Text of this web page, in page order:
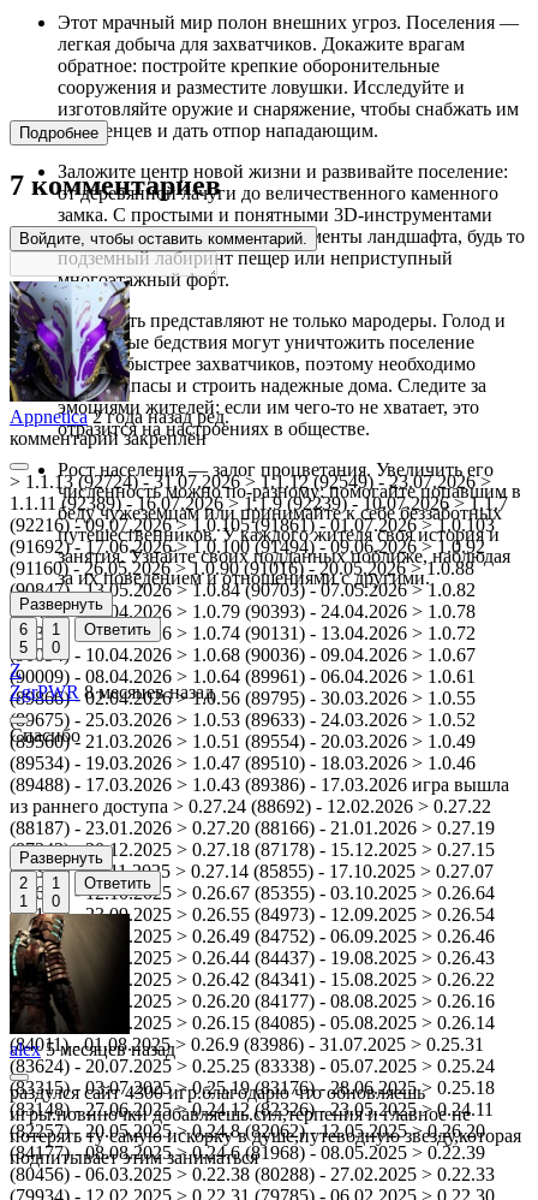
Этот мрачный мир полон внешних угроз. Поселения —
легкая добыча для захватчиков. Докажите врагам
обратное: постройте крепкие оборонительные
сооружения и разместите ловушки. Исследуйте и
изготовляйте оружие и снаряжение, чтобы снабжать им
поселенцев и дать отпор нападающим.
Заложите центр новой жизни и развивайте поселение:
от деревянной лачуги до величественного каменного
замка. С простыми и понятными 3D-инструментами
очень легко создать любые элементы ландшафта, будь то
подземный лабиринт пещер или неприступный
многоэтажный форт.
Опасность представляют не только мародеры. Голод и
стихийные бедствия могут уничтожить поселение
гораздо быстрее захватчиков, поэтому необходимо
делать запасы и строить надежные дома. Следите за
эмоциями жителей: если им чего-то не хватает, это
отразится на настроениях в обществе.
Рост населения — залог процветания. Увеличить его
численность можно по-разному: помогайте попавшим в
беду чужеземцам или принимайте к себе беззаботных
путешественников. У каждого жителя своя история и
занятия. Узнайте своих подданных поближе, наблюдая
за их поведением и отношениями с другими.
Подробнее
7 комментариев
Войдите, чтобы оставить комментарий.
Appnetica 2 года назад ред.
комментарий закреплён
> 1.1.13 (92724) - 31.07.2026 > 1.1.12 (92549) - 23.07.2026 >
1.1.11 (92389) - 16.07.2026 > 1.1.9 (92239) - 10.07.2026 > 1.1.7
(92216) - 09.07.2026 > 1.0.105 (91861) - 01.07.2026 > 1.0.103
(91692) - 17.06.2026 > 1.0.100 (91494) - 09.06.2026 > 1.0.92
(91160) - 26.05.2026 > 1.0.90 (91016) - 20.05.2026 > 1.0.88
(90847) - 13.05.2026 > 1.0.84 (90703) - 07.05.2026 > 1.0.82
(90471) - 27.04.2026 > 1.0.79 (90393) - 24.04.2026 > 1.0.78
(90322) - 21.04.2026 > 1.0.74 (90131) - 13.04.2026 > 1.0.72
(90054) - 10.04.2026 > 1.0.68 (90036) - 09.04.2026 > 1.0.67
(90009) - 08.04.2026 > 1.0.64 (89961) - 06.04.2026 > 1.0.61
(89866) - 02.04.2026 > 1.0.56 (89795) - 30.03.2026 > 1.0.55
(89675) - 25.03.2026 > 1.0.53 (89633) - 24.03.2026 > 1.0.52
(89560) - 21.03.2026 > 1.0.51 (89554) - 20.03.2026 > 1.0.49
(89534) - 19.03.2026 > 1.0.47 (89510) - 18.03.2026 > 1.0.46
(89488) - 17.03.2026 > 1.0.43 (89386) - 17.03.2026 игра вышла
из раннего доступа > 0.27.24 (88692) - 12.02.2026 > 0.27.22
(88187) - 23.01.2026 > 0.27.20 (88166) - 21.01.2026 > 0.27.19
(87343) - 20.12.2025 > 0.27.18 (87178) - 15.12.2025 > 0.27.15
(86361) - 07.11.2025 > 0.27.14 (85855) - 17.10.2025 > 0.27.07
(85663) - 12.10.2025 > 0.26.67 (85355) - 03.10.2025 > 0.26.64
(85167) - 23.09.2025 > 0.26.55 (84973) - 12.09.2025 > 0.26.54
(84943) - 10.09.2025 > 0.26.49 (84752) - 06.09.2025 > 0.26.46
(84513) - 22.08.2025 > 0.26.44 (84437) - 19.08.2025 > 0.26.43
(84346) - 16.08.2025 > 0.26.42 (84341) - 15.08.2025 > 0.26.22
(84200) - 10.08.2025 > 0.26.20 (84177) - 08.08.2025 > 0.26.16
(84127) - 06.08.2025 > 0.26.15 (84085) - 05.08.2025 > 0.26.14
(84011) - 01.08.2025 > 0.26.9 (83986) - 31.07.2025 > 0.25.31
(83624) - 20.07.2025 > 0.25.25 (83338) - 05.07.2025 > 0.25.24
(83315) - 03.07.2025 > 0.25.19 (83176) - 28.06.2025 > 0.25.18
(83148) - 27.06.2025 > 0.24.12 (82326) - 23.05.2025 > 0.24.11
(82257) - 20.05.2025 > 0.24.8 (82062) - 12.05.2025 > 0.26.20
(84177) - 08.08.2025 > 0.24.6 (81968) - 08.05.2025 > 0.22.39
(80456) - 06.03.2025 > 0.22.38 (80288) - 27.02.2025 > 0.22.33
(79934) - 12.02.2025 > 0.22.31 (79785) - 06.02.2025 > 0.22.30
Развернуть
6
5
1
0
Ответить
Z
ZgrPWR 8 месяцев назад
Спасибо
Развернуть
2
1
1
0
Ответить
alex 5 месяцев назад
раздулся сайт 4300 игр.благодарю что обновляешь
игры.новиночки добавляешь.сил,терпения и главное не
потерять ту самую искорку в душе,путеводную звезду,которая
подпитывает этим заниматься